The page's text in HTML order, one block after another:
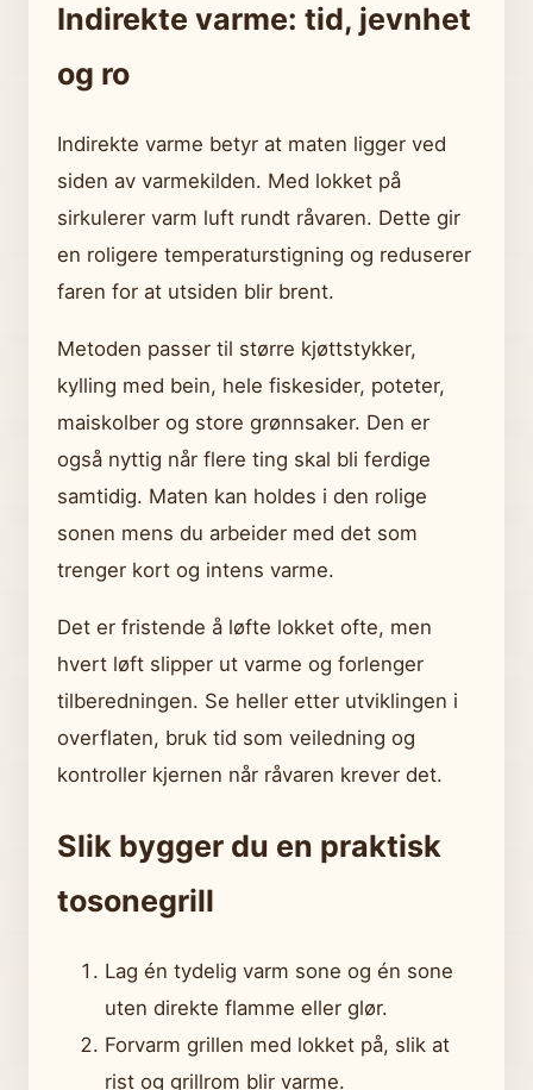
Indirekte varme: tid, jevnhet
og ro
Indirekte varme betyr at maten ligger ved
siden av varmekilden. Med lokket på
sirkulerer varm luft rundt råvaren. Dette gir
en roligere temperaturstigning og reduserer
faren for at utsiden blir brent.
Metoden passer til større kjøttstykker,
kylling med bein, hele fiskesider, poteter,
maiskolber og store grønnsaker. Den er
også nyttig når flere ting skal bli ferdige
samtidig. Maten kan holdes i den rolige
sonen mens du arbeider med det som
trenger kort og intens varme.
Det er fristende å løfte lokket ofte, men
hvert løft slipper ut varme og forlenger
tilberedningen. Se heller etter utviklingen i
overflaten, bruk tid som veiledning og
kontroller kjernen når råvaren krever det.
Slik bygger du en praktisk
tosonegrill
Lag én tydelig varm sone og én sone
uten direkte flamme eller glør.
Forvarm grillen med lokket på, slik at
rist og grillrom blir varme.